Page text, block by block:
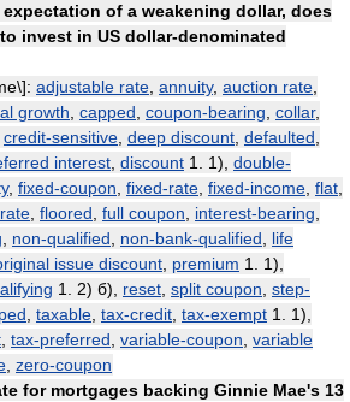
of a weakening dollar, does
invest in US dollar-denominated
adjustable rate annuity, auction rate
growth capped coupon-bearing collar,
credit-sensitive deep discount defaulted
interest discount 1. 1), double-
, fixed-coupon fixed-rate fixed-income flat
floored full coupon interest-bearing
non-qualified non-bank-qualified
life
issue discount premium 1. 1),
1. 2) б), reset split coupon step-
taxable tax-credit tax-exempt 1. 1),
tax-preferred variable-coupon variable
zero-coupon
for mortgages backing Ginnie Mae's 13